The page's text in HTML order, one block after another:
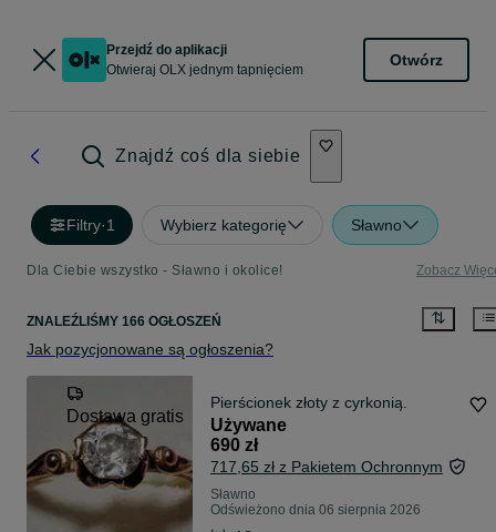
Przejdź do aplikacji
Otwieraj OLX jednym tapnięciem
Otwórz
Znajdź coś dla siebie
Filtry·1 Wybierz kategorię Sławno
Dla Ciebie wszystko - Sławno i okolice! Zobacz
ZNALEŹLIŚMY 166 OGŁOSZEŃ
Jak pozycjonowane są ogłoszenia?
Dostawa gratis
Pierścionek złoty z cyrkonią.
Używane
690 zł
717,65 zł z Pakietem Ochronnym
Sławno
Odświeżono dnia 06 sierpnia 2026